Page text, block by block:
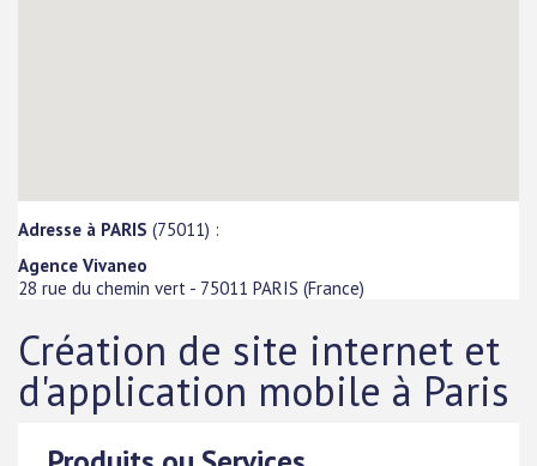
Adresse à PARIS (75011) :
Agence Vivaneo
28 rue du chemin vert - 75011 PARIS (France)
Création de site internet et
d'application mobile à Paris